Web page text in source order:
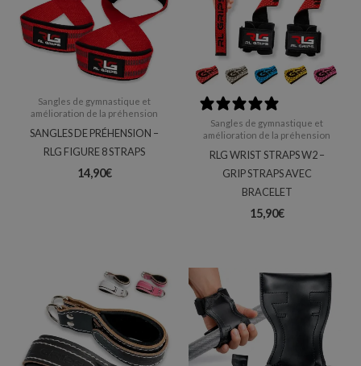
Sangles de gymnastique et
amélioration de la préhension
SANGLES DE PRÉHENSION –
RLG FIGURE 8 STRAPS
14,90€
Sangles de gymnastique et
amélioration de la préhension
RLG WRIST STRAPS W2 –
GRIP STRAPS AVEC
BRACELET
15,90€